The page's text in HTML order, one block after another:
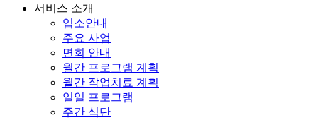
서비스 소개
입소안내
주요 사업
면회 안내
월간 프로그램 계획
월간 작업치료 계획
일일 프로그램
주간 식단